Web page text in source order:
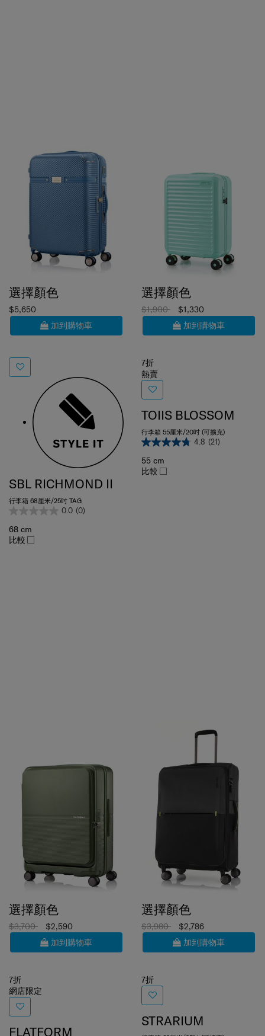
$5,650
加到購物車
SBL RICHMOND II
行李箱 68厘米/25吋 TAG
0.0 (0)
68 cm
比較
$1,900
$1,330
加到購物車
熱賣
TOIIS BLOSSOM
行李箱 55厘米/20吋 (可擴充)
4.8 (21)
55 cm
比較
$3,700
$2,590
加到購物車
網店限定
FLATFORM
$3,980
$2,786
加到購物車
STRARIUM
行李箱 69厘米/25吋 (可擴充)